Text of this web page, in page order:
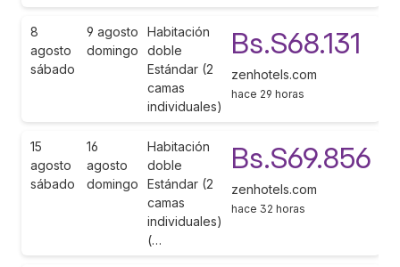
8
agosto
sábado
9 agosto
domingo
Habitación
doble
Estándar (2
camas
individuales)
Bs.S68.131
zenhotels.com
hace 29 horas
15
agosto
sábado
16
agosto
domingo
Habitación
doble
Estándar (2
camas
individuales)
(…
Bs.S69.856
zenhotels.com
hace 32 horas